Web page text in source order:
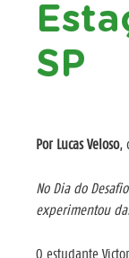
SP
Por Lucas Veloso,
No Dia do
experimentou
O estudante